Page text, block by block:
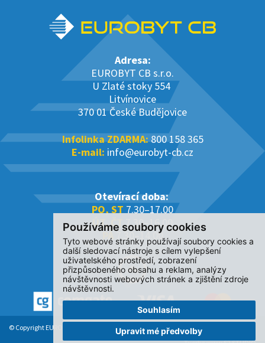
Používáme soubory cookies
Tyto webové stránky používají soubory cookies a
další sledovací nástroje s cílem vylepšení
uživatelského prostředí, zobrazení
přizpůsobeného obsahu a reklam, analýzy
návštěvnosti webových stránek a zjištění zdroje
návštěvnosti.
Souhlasím
Upravit mé předvolby
Adresa:
EUROBYT CB s.r.o.
U Zlaté stoky 554
Litvínovice
370 01 České Budějovice
Infolinka ZDARMA:800 158 365
E-mail: info@eurobyt-cb.cz
Otevírací doba:
PO, ST 7.30–17.00
ÚT, ČT7.30–16.00
PÁ7.30–14.00
© Copyright EUROBYT CB s.r.o. 2017-2026. All Rights Reserved.